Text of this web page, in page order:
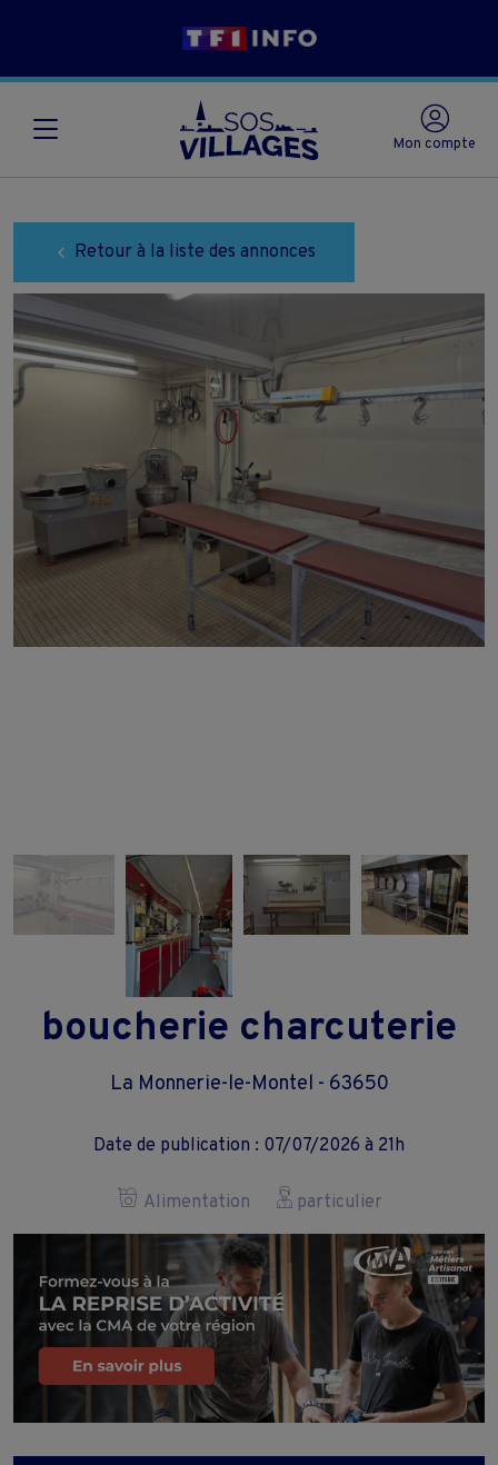
Mon compte
Retour à la liste des annonces
boucherie charcuterie
La Monnerie-le-Montel - 63650
Date de publication : 07/07/2026 à 21h
Alimentation particulier